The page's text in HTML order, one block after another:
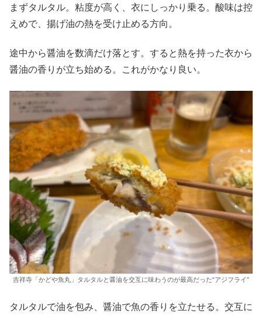
まずタルタル。粘度が高く、衣にしっかり乗る。酸味は控
えめで、揚げ油の熱を受け止める方向。
途中から醤油を数滴だけ落とす。すると熱を持った衣から
醤油の香りが立ち始める。これがかなり良い。
吉祥寺「かどや魚丸」タルタルと醤油を交互に味わうのが最高だった“アジフライ”
タルタルで油を包み、醤油で魚の香りを立たせる。交互に